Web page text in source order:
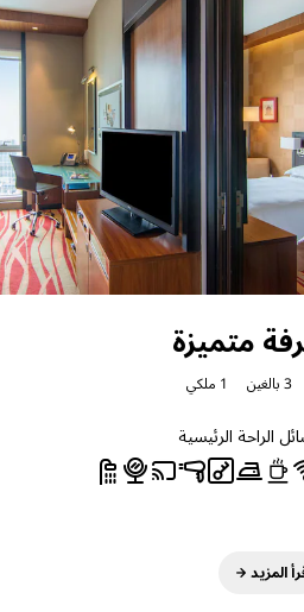
متميزة
3 بالغين 1 ملكي
الراحة الرئيسية
المزيد